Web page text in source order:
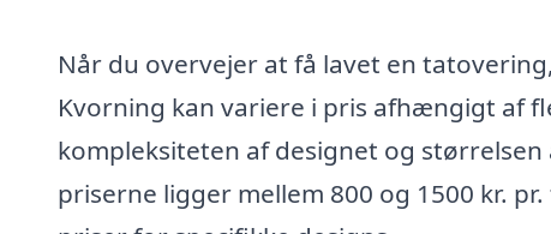
Når du overvejer at få lavet en
Kvorning kan variere i pris afhængigt af
kompleksiteten af designet og
priserne ligger mellem 800 og 1500 kr.